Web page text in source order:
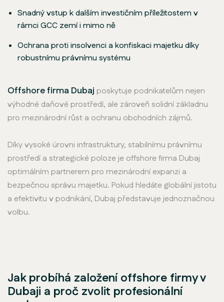
Snadný vstup k dalším investičním příležitostem v
rámci GCC zemí i mimo ně
Ochrana proti insolvenci a konfiskaci majetku díky
robustnímu právnímu systému
Offshore firma Dubaj poskytuje podnikatelům nejen
výhodné daňové prostředí, ale zároveň solidní základnu
pro mezinárodní růst a ochranu obchodních zájmů.
Díky vysoké úrovni infrastruktury, stabilnímu právnímu
prostředí a strategické poloze je offshore firma Dubaj
optimálním partnerem pro mezinárodní expanzi a
bezpečnou správu majetku. Pokud hledáte globální jistotu
a efektivitu v podnikání, Dubaj představuje jednoznačnou
volbu.
Jak probíhá založení offshore firmy v
Dubaji a proč zvolit profesionální